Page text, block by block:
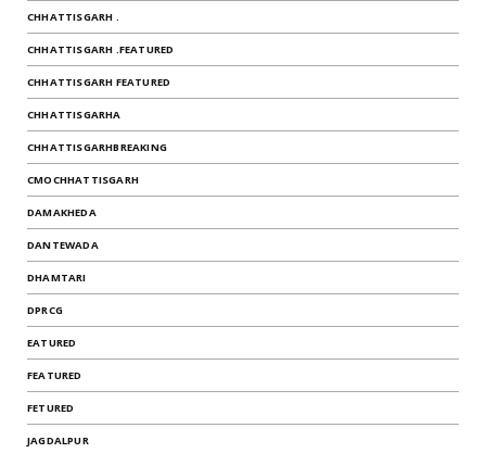
CHHATTISGARH .
CHHATTISGARH .FEATURED
CHHATTISGARH FEATURED
CHHATTISGARHA
CHHATTISGARHBREAKING
CMOCHHATTISGARH
DAMAKHEDA
DANTEWADA
DHAMTARI
DPRCG
EATURED
FEATURED
FETURED
JAGDALPUR